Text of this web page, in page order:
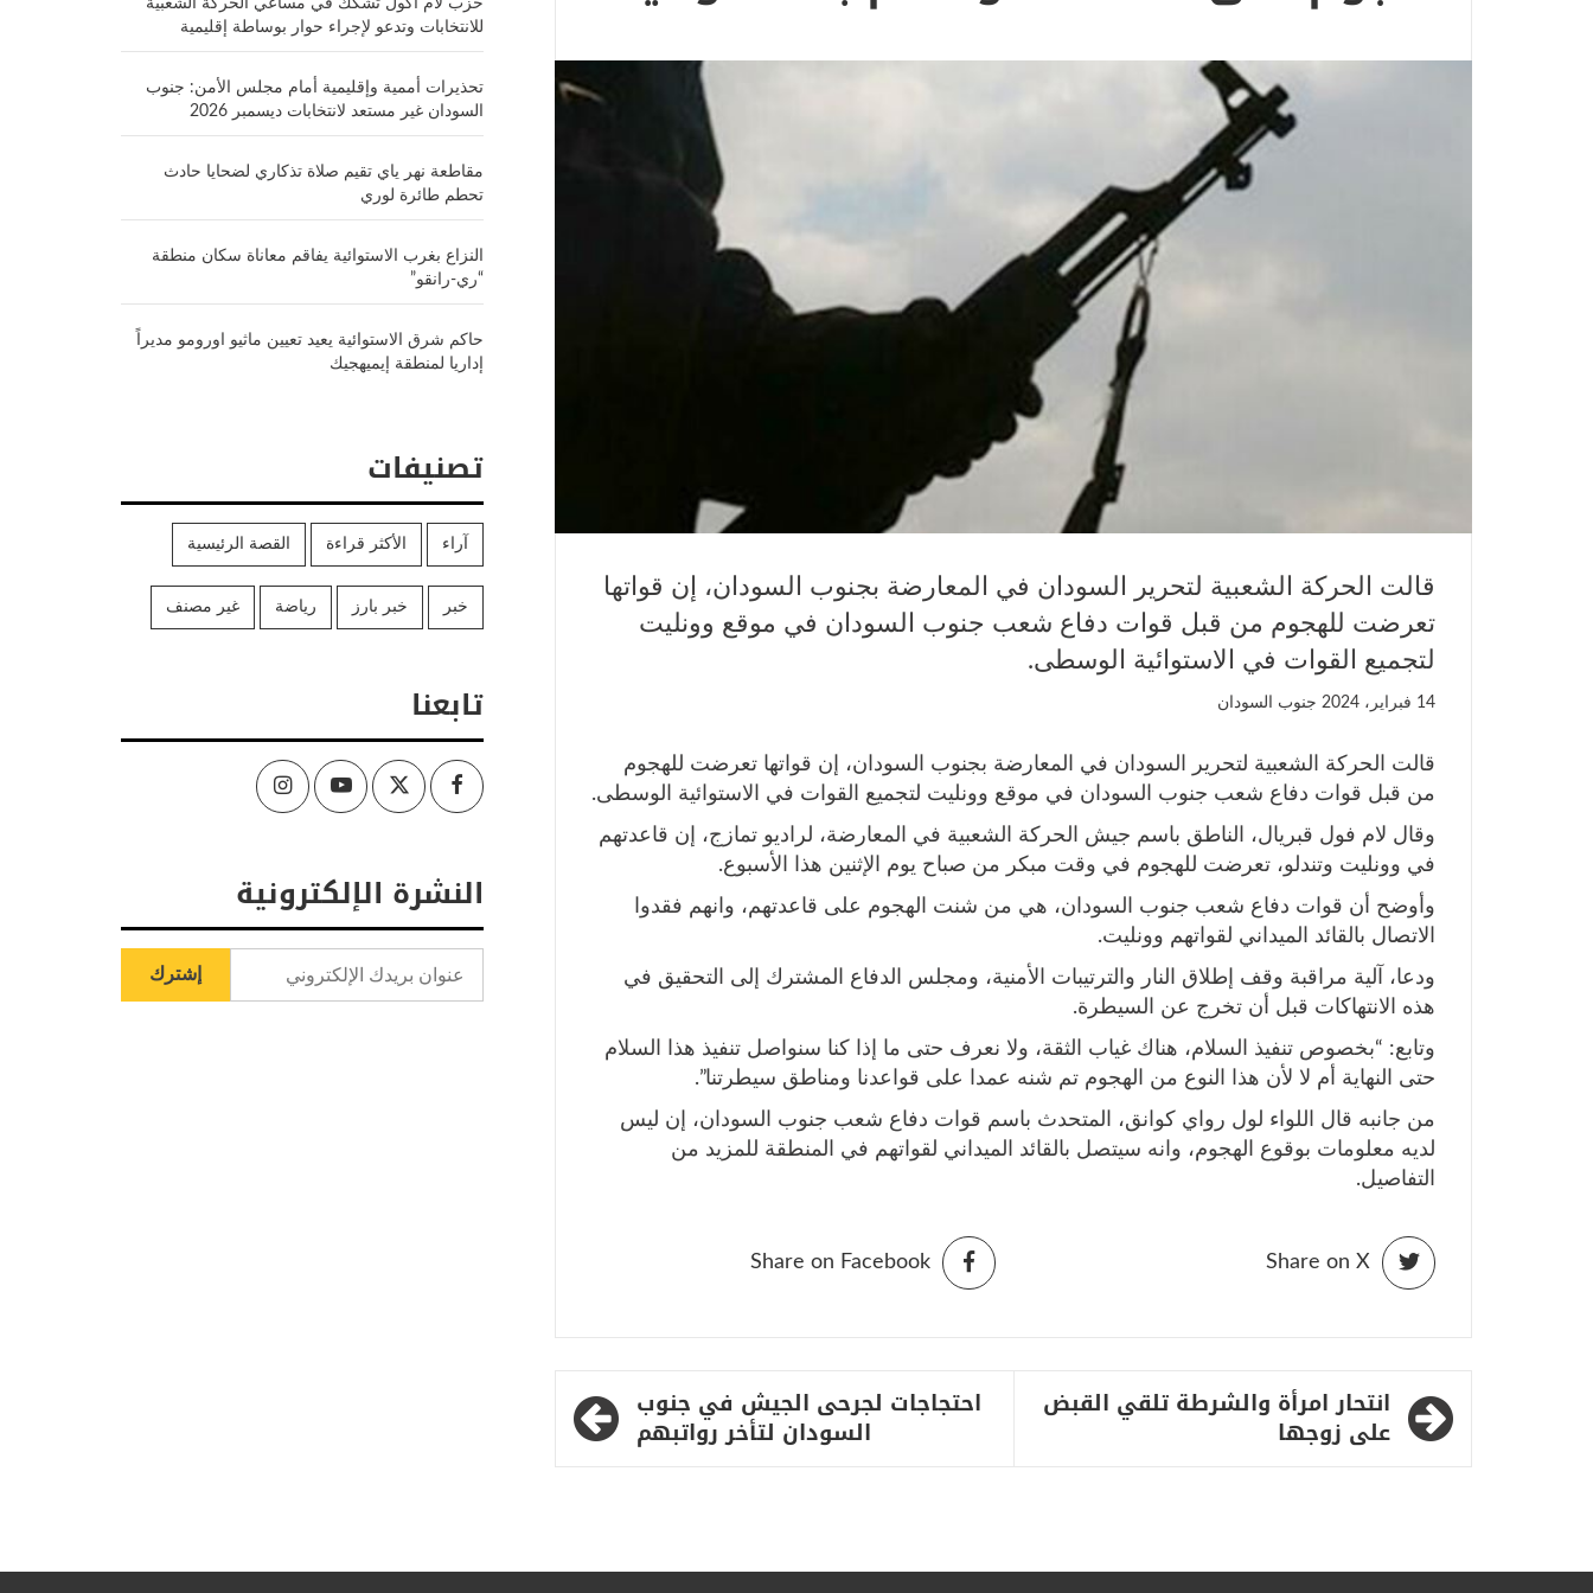
قالت الحركة الشعبية لتحرير السودان في المعارضة بجنوب السودان، إن قواتها
تعرضت للهجوم من قبل قوات دفاع شعب جنوب السودان في موقع وونليت
لتجميع القوات في الاستوائية الوسطى.
14 فبراير، 2024 جنوب السودان
قالت الحركة الشعبية لتحرير السودان في المعارضة بجنوب السودان، إن قواتها تعرضت للهجوم
من قبل قوات دفاع شعب جنوب السودان في موقع وونليت لتجميع القوات في الاستوائية الوسطى.
وقال لام فول قبريال، الناطق باسم جيش الحركة الشعبية في المعارضة، لراديو تمازج، إن قاعدتهم
في وونليت وتندلو، تعرضت للهجوم في وقت مبكر من صباح يوم الإثنين هذا الأسبوع.
وأوضح أن قوات دفاع شعب جنوب السودان، هي من شنت الهجوم على قاعدتهم، وانهم فقدوا
الاتصال بالقائد الميداني لقواتهم وونليت.
ودعا، آلية مراقبة وقف إطلاق النار والترتيبات الأمنية، ومجلس الدفاع المشترك إلى التحقيق في
هذه الانتهاكات قبل أن تخرج عن السيطرة.
وتابع: “بخصوص تنفيذ السلام، هناك غياب الثقة، ولا نعرف حتى ما إذا كنا سنواصل تنفيذ هذا السلام
حتى النهاية أم لا لأن هذا النوع من الهجوم تم شنه عمدا على قواعدنا ومناطق سيطرتنا”.
من جانبه قال اللواء لول رواي كوانق، المتحدث باسم قوات دفاع شعب جنوب السودان، إن ليس
لديه معلومات بوقوع الهجوم، وانه سيتصل بالقائد الميداني لقواتهم في المنطقة للمزيد من
التفاصيل.
Share on Facebook Share on X
تصفّح
المقالات
انتحار امرأة والشرطة تلقي القبض
على زوجها
احتجاجات لجرحى الجيش في جنوب
السودان لتأخر رواتبهم
حزب لام أكول تشكك في مساعي الحركة الشعبية
للانتخابات وتدعو لإجراء حوار بوساطة إقليمية
تحذيرات أممية وإقليمية أمام مجلس الأمن: جنوب
السودان غير مستعد لانتخابات ديسمبر 2026
مقاطعة نهر ياي تقيم صلاة تذكاري لضحايا حادث
تحطم طائرة لوري
النزاع بغرب الاستوائية يفاقم معاناة سكان منطقة
“ري-رانقو”
حاكم شرق الاستوائية يعيد تعيين ماثيو اورومو مديراً
إداريا لمنطقة إيميهجيك
تصنيفات
آراء الأكثر قراءة القصة الرئيسية
خبر خبر بارز رياضة غير مصنف
تابعنا
Facebook
Twitter
Youtube
Instagram
النشرة الإلكترونية